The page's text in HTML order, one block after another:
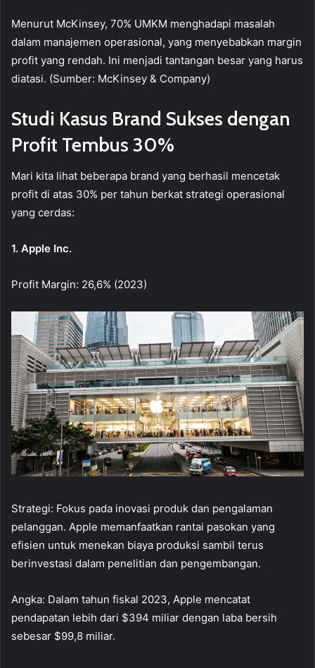
Menurut McKinsey, 70% UMKM menghadapi masalah
dalam manajemen operasional, yang menyebabkan margin
profit yang rendah. Ini menjadi tantangan besar yang harus
diatasi. (Sumber: McKinsey & Company)
Studi Kasus Brand Sukses dengan
Profit Tembus 30%
Mari kita lihat beberapa brand yang berhasil mencetak
profit di atas 30% per tahun berkat strategi operasional
yang cerdas:
1. Apple Inc.
Profit Margin: 26,6% (2023)
Strategi: Fokus pada inovasi produk dan pengalaman
pelanggan. Apple memanfaatkan rantai pasokan yang
efisien untuk menekan biaya produksi sambil terus
berinvestasi dalam penelitian dan pengembangan.
Angka: Dalam tahun fiskal 2023, Apple mencatat
pendapatan lebih dari $394 miliar dengan laba bersih
sebesar $99,8 miliar.